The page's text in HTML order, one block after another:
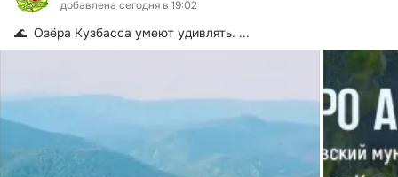
добавлена сегодня в 19:02
🌊  Озёра Кузбасса умеют удивлять. ...